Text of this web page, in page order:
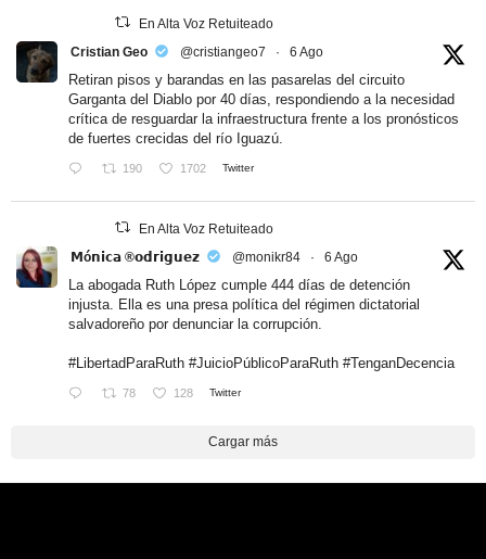
En Alta Voz Retuiteado
Cristian Geo
@cristiangeo7 · 6 Ago
Retiran pisos y barandas en las pasarelas del circuito
Garganta del Diablo por 40 días, respondiendo a la necesidad
crítica de resguardar la infraestructura frente a los pronósticos
de fuertes crecidas del río Iguazú.
190 1702 Twitter
En Alta Voz Retuiteado
𝗠ó𝗻𝗶𝗰𝗮 ®𝗼𝗱𝗿𝗶𝗴𝘂𝗲𝘇
@monikr84 · 6 Ago
La abogada Ruth López cumple 444 días de detención
injusta. Ella es una presa política del régimen dictatorial
salvadoreño por denunciar la corrupción.
#LibertadParaRuth #JuicioPúblicoParaRuth #TenganDecencia
78 128 Twitter
Cargar más